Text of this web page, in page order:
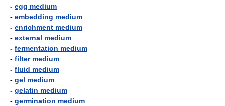
- egg medium
- embedding medium
- enrichment medium
- external medium
- fermentation medium
- filter medium
- fluid medium
- gel medium
- gelatin medium
- germination medium